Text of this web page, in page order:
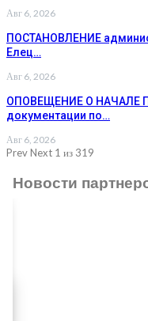
Авг 6, 2026
ПОСТАНОВЛЕНИЕ
Елец…
Авг 6, 2026
ОПОВЕЩЕНИЕ О НАЧАЛЕ
документации по…
Авг 6, 2026
PrevNext 1 из 319
Новости